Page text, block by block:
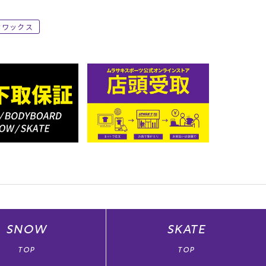
ワックス
SNOW
TOP
SKATE
TOP